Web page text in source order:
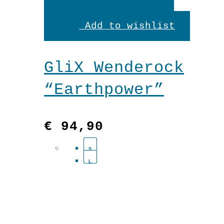
Produkt
weist
Add to wishlist
GliX Wenderock
“Earthpower”
€ 94,90
S